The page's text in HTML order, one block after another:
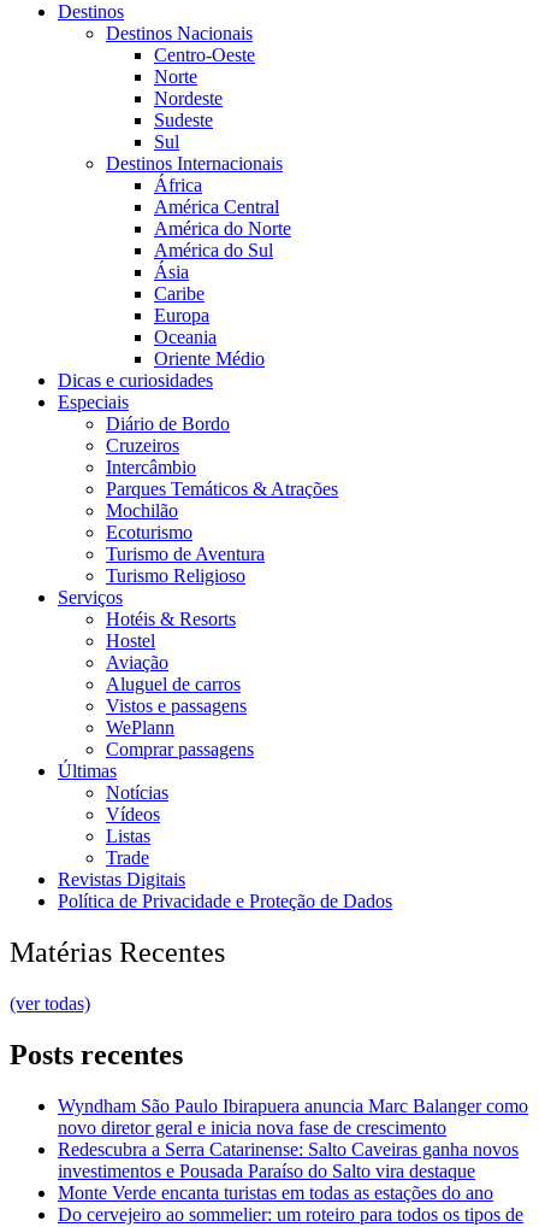
Destinos
Destinos Nacionais
Centro-Oeste
Norte
Nordeste
Sudeste
Sul
Destinos Internacionais
África
América Central
América do Norte
América do Sul
Ásia
Caribe
Europa
Oceania
Oriente Médio
Dicas e curiosidades
Especiais
Diário de Bordo
Cruzeiros
Intercâmbio
Parques Temáticos & Atrações
Mochilão
Ecoturismo
Turismo de Aventura
Turismo Religioso
Serviços
Hotéis & Resorts
Hostel
Aviação
Aluguel de carros
Vistos e passagens
WePlann
Comprar passagens
Últimas
Notícias
Vídeos
Listas
Trade
Revistas Digitais
Política de Privacidade e Proteção de Dados
Matérias Recentes
(ver todas)
Posts recentes
Wyndham São Paulo Ibirapuera anuncia Marc Balanger como
novo diretor geral e inicia nova fase de crescimento
Redescubra a Serra Catarinense: Salto Caveiras ganha novos
investimentos e Pousada Paraíso do Salto vira destaque
Monte Verde encanta turistas em todas as estações do ano
Do cervejeiro ao sommelier: um roteiro para todos os tipos de